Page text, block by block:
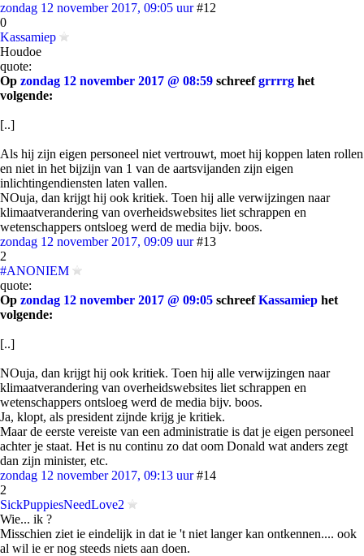
zondag 12 november 2017, 09:05 uur #12
0
Kassamiep
Houdoe
quote:
Op zondag 12 november 2017 @ 08:59 schreefgrrrrg het
volgende:
[..]
Als hij zijn eigen personeel niet vertrouwt, moet hij koppen laten rollen
en niet in het bijzijn van 1 van de aartsvijanden zijn eigen
inlichtingendiensten laten vallen.
NOuja, dan krijgt hij ook kritiek. Toen hij alle verwijzingen naar
klimaatverandering van overheidswebsites liet schrappen en
wetenschappers ontsloeg werd de media bijv. boos.
zondag 12 november 2017, 09:09 uur #13
2
#ANONIEM
quote:
Op zondag 12 november 2017 @ 09:05 schreefKassamiep het
volgende:
[..]
NOuja, dan krijgt hij ook kritiek. Toen hij alle verwijzingen naar
klimaatverandering van overheidswebsites liet schrappen en
wetenschappers ontsloeg werd de media bijv. boos.
Ja, klopt, als president zijnde krijg je kritiek.
Maar de eerste vereiste van een administratie is dat je eigen personeel
achter je staat. Het is nu continu zo dat oom Donald wat anders zegt
dan zijn minister, etc.
zondag 12 november 2017, 09:13 uur #14
2
SickPuppiesNeedLove2
Wie... ik ?
Misschien ziet ie eindelijk in dat ie 't niet langer kan ontkennen.... ook
al wil ie er nog steeds niets aan doen.